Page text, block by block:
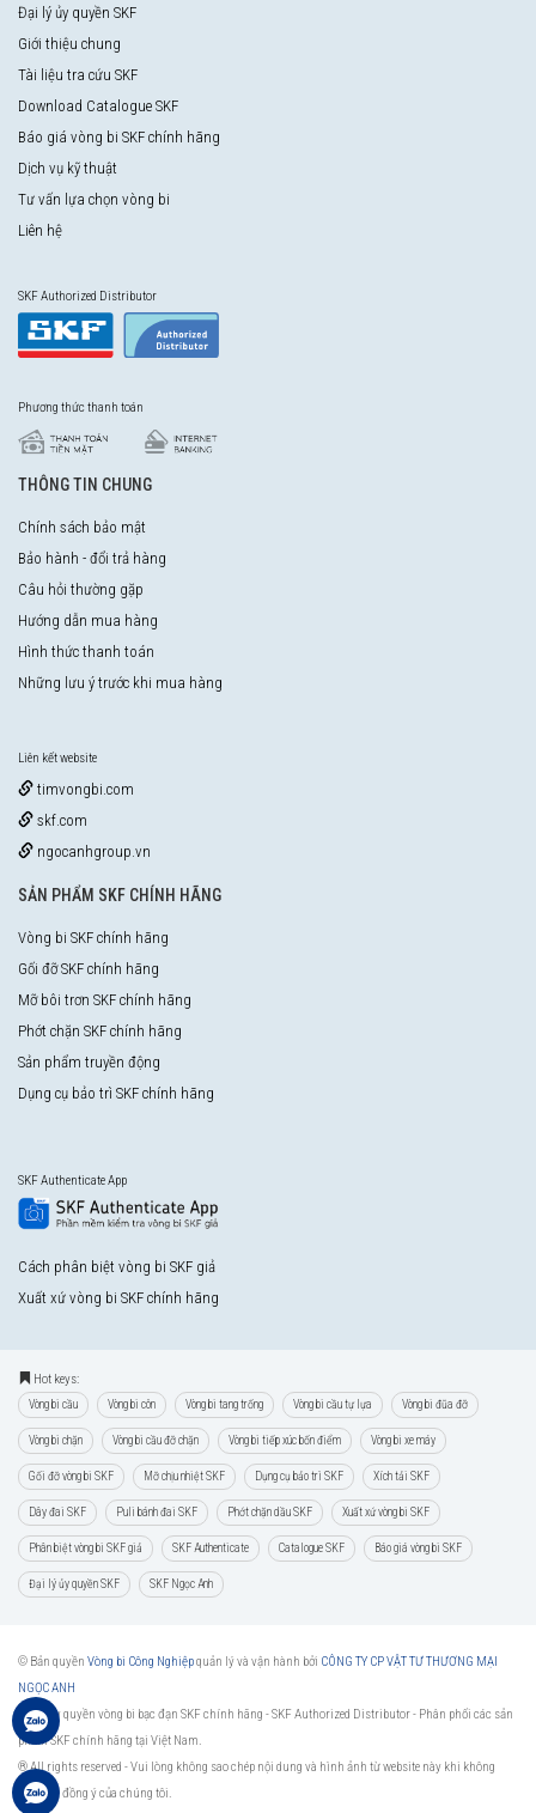
Đại lý ủy quyền SKF
Giới thiệu chung
Tài liệu tra cứu SKF
Download Catalogue SKF
Báo giá vòng bi SKF chính hãng
Dịch vụ kỹ thuật
Tư vấn lựa chọn vòng bi
Liên hệ
SKF Authorized Distributor
Phương thức thanh toán
THÔNG TIN CHUNG
Chính sách bảo mật
Bảo hành - đổi trả hàng
Câu hỏi thường gặp
Hướng dẫn mua hàng
Hình thức thanh toán
Những lưu ý trước khi mua hàng
Liên kết website
timvongbi.com
skf.com
ngocanhgroup.vn
SẢN PHẨM SKF CHÍNH HÃNG
Vòng bi SKF chính hãng
Gối đỡ SKF chính hãng
Mỡ bôi trơn SKF chính hãng
Phớt chặn SKF chính hãng
Sản phẩm truyền động
Dụng cụ bảo trì SKF chính hãng
SKF Authenticate App
Cách phân biệt vòng bi SKF giả
Xuất xứ vòng bi SKF chính hãng
Hot keys:
Vòng bi cầu Vòng bi côn Vòng bi tang trống Vòng bi cầu tự lựa Vòng bi đũa đỡ
Vòng bi chặn Vòng bi cầu đỡ chặn Vòng bi tiếp xúc bốn điểm Vòng bi xe máy
Gối đỡ vòng bi SKF Mỡ chịu nhiệt SKF Dụng cụ bảo trì SKF Xích tải SKF
Dây đai SKF Puli bánh đai SKF Phớt chặn dầu SKF Xuất xứ vòng bi SKF
Phân biệt vòng bi SKF giả SKF Authenticate Catalogue SKF Báo giá vòng bi SKF
Đại lý ủy quyền SKF SKF Ngọc Anh
© Bản quyền Vòng bi Công Nghiệpquản lý và vận hành bởi CÔNG TY CP VẬT TƯ THƯƠNG MẠI
NGỌC ANH
Đại lý ủy quyền vòng bi bạc đạn SKF chính hãng -SKF Authorized Distributor- Phân phối các sản
phẩm SKF chính hãng tại Việt Nam.
® All rights reserved - Vui lòng không sao chép nội dung và hình ảnh từ website này khi không
được sự đồng ý của chúng tôi.